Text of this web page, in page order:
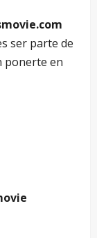
ser parte de
ponerte en